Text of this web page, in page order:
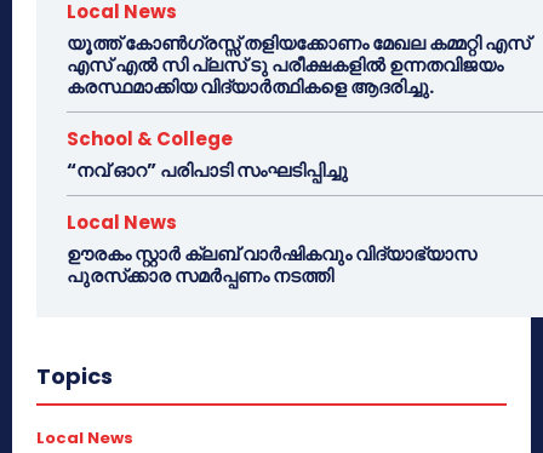
Local News
യൂത്ത് കോൺഗ്രസ്സ് തളിയക്കോണം മേഖല കമ്മറ്റി എസ്
എസ് എൽ സി പ്ലസ് ടു പരീക്ഷകളിൽ ഉന്നതവിജയം
കരസ്ഥമാക്കിയ വിദ്യാർത്ഥികളെ ആദരിച്ചു.
School & College
“നവ് ഓറ” പരിപാടി സംഘടിപ്പിച്ചു
Local News
ഊരകം സ്റ്റാർ ക്ലബ് വാർഷികവും വിദ്യാഭ്യാസ
പുരസ്‌ക്കാര സമർപ്പണം നടത്തി
Topics
Local News